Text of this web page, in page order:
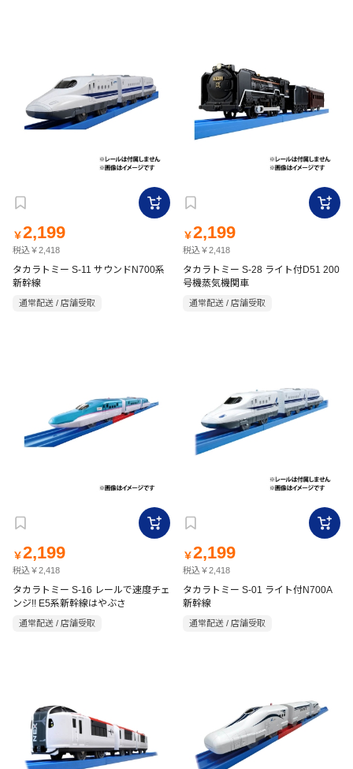
￥2,199
税込￥2,418
タカラトミー S-11 サウンドN700系
新幹線
通常配送 / 店舗受取
￥2,199
税込￥2,418
タカラトミー S-28 ライト付D51 200
号機蒸気機関車
通常配送 / 店舗受取
￥2,199
税込￥2,418
タカラトミー S-16 レールで速度チェ
ンジ!! E5系新幹線はやぶさ
通常配送 / 店舗受取
￥2,199
税込￥2,418
タカラトミー S-01 ライト付N700A
新幹線
通常配送 / 店舗受取